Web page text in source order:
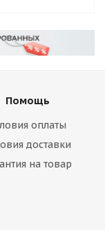
Помощь
оплаты
доставки
на товар